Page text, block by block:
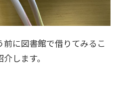
に図書館で借りてみるこ
します。